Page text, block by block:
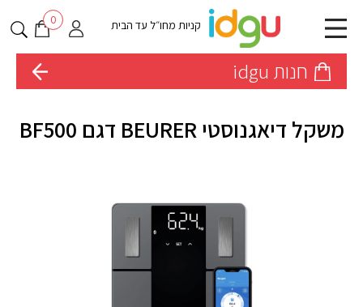
קניות מחו״ל עד הבית 0
חנות idgu
משקל דיאגנוסטי BEURER דגם BF500